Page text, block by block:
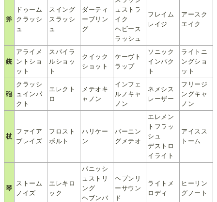
斧
ドゥーム
クラッシ
ュ
スイング
スラッシ
ュ
ダーティ
ーブリン
グ
ュストラ
イク
ヘビース
ラッシュ
フレイム
レイジ
アースク
エイク
銃
アライメ
ントショ
ット
スパイラ
ルショッ
ト
クイック
ショット
ケーヴト
ラップ
ソニック
インパク
ト
ライトニ
ングショ
ット
砲
クラッシ
ュインパ
クト
エレクト
ロ
メテオキ
ャノン
インフェ
ルノキャ
ノン
ネメシス
レーザー
フリージ
ングキャ
ノン
杖
ファイア
ブレイズ
フロスト
ボルト
ハリケー
ン
バーニン
グメテオ
エレメン
トフラッ
シュ
デストロ
イライト
アイスス
トーム
琴
ストーム
ノイズ
エレキロ
ック
パニッシ
ュストリ
ング
ヘブンバ
ヘブンリ
ーサウン
ド
ライトメ
ロディ
ヒーリン
グノート